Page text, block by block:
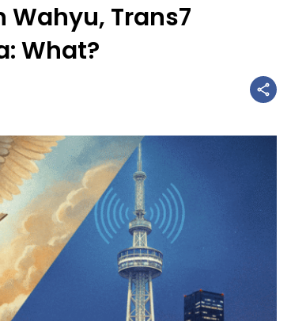
Trans7
What?